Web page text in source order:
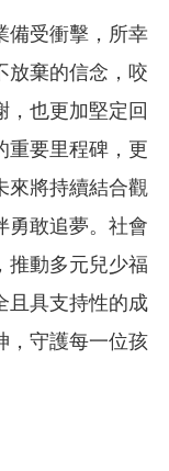
備受衝擊，所幸
放棄的信念，咬
，也更加堅定回
重要里程碑，更
來將持續結合觀
勇敢追夢。社會
推動多元兒少福
且具支持性的成
，守護每一位孩